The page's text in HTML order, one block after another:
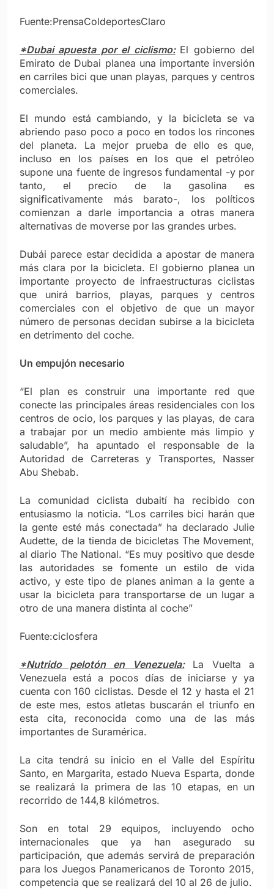
Fuente:PrensaColdeportesClaro
*Dubai apuesta por el ciclismo: El gobierno del
Emirato de Dubai planea una importante inversión
en carriles bici que unan playas, parques y centros
comerciales.
El mundo está cambiando, y la bicicleta se va
abriendo paso poco a poco en todos los rincones
del planeta. La mejor prueba de ello es que,
incluso en los países en los que el petróleo
supone una fuente de ingresos fundamental -y por
tanto, el precio de la gasolina es
significativamente más barato-, los políticos
comienzan a darle importancia a otras manera
alternativas de moverse por las grandes urbes.
Dubái parece estar decidida a apostar de manera
más clara por la bicicleta. El gobierno planea un
importante proyecto de infraestructuras ciclistas
que unirá barrios, playas, parques y centros
comerciales con el objetivo de que un mayor
número de personas decidan subirse a la bicicleta
en detrimento del coche.
Un empujón necesario
“El plan es construir una importante red que
conecte las principales áreas residenciales con los
centros de ocio, los parques y las playas, de cara
a trabajar por un medio ambiente más limpio y
saludable”, ha apuntado el responsable de la
Autoridad de Carreteras y Transportes, Nasser
Abu Shebab.
La comunidad ciclista dubaití ha recibido con
entusiasmo la noticia. “Los carriles bici harán que
la gente esté más conectada” ha declarado Julie
Audette, de la tienda de bicicletas The Movement,
al diario The National. “Es muy positivo que desde
las autoridades se fomente un estilo de vida
activo, y este tipo de planes animan a la gente a
usar la bicicleta para transportarse de un lugar a
otro de una manera distinta al coche”
Fuente:ciclosfera
*Nutrido pelotón en Venezuela:La Vuelta a
Venezuela está a pocos días de iniciarse y ya
cuenta con 160 ciclistas. Desde el 12 y hasta el 21
de este mes, estos atletas buscarán el triunfo en
esta cita, reconocida como una de las más
importantes de Suramérica.
La cita tendrá su inicio en el Valle del Espíritu
Santo, en Margarita, estado Nueva Esparta, donde
se realizará la primera de las 10 etapas, en un
recorrido de 144,8 kilómetros.
Son en total 29 equipos, incluyendo ocho
internacionales que ya han asegurado su
participación, que además servirá de preparación
para los Juegos Panamericanos de Toronto 2015,
competencia que se realizará del 10 al 26 de julio.